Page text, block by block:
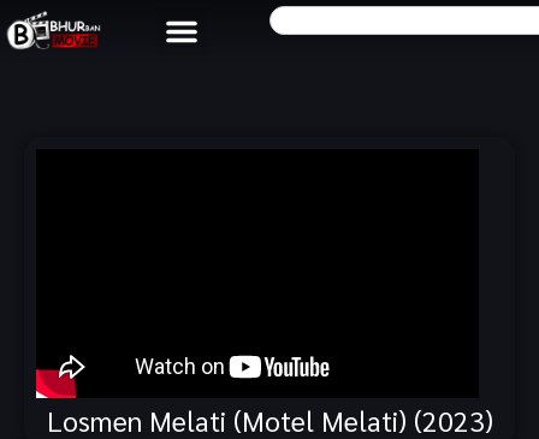
Losmen Melati (Motel Melati) (2023)